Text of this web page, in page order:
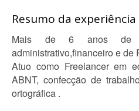
Resumo da
Mais de 6 anos de
administrativo,financeiro e de
Atuo como Freelancer em
ABNT, confecção de
ortográfica .